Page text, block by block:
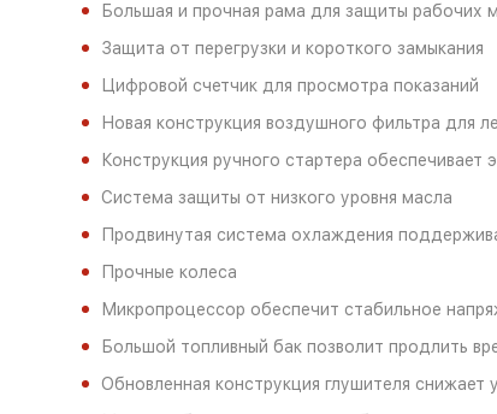
Большая и прочная рама для защиты рабочих
Защита от перегрузки и короткого замыкания
Цифровой счетчик для просмотра показаний
Новая конструкция воздушного фильтра для
Конструкция ручного стартера
Система защиты от низкого уровня масла
Продвинутая система охлаждения
Прочные колеса
Микропроцессор обеспечит стабильное
Большой топливный бак позволит продлить
Обновленная конструкция глушителя снижает